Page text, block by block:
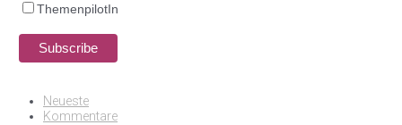
ThemenpilotIn
Neueste
Kommentare